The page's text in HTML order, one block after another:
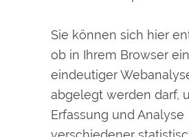
Sie können sich hier
ob in Ihrem Browser ein
eindeutiger
abgelegt werden darf,
Erfassung und Analyse